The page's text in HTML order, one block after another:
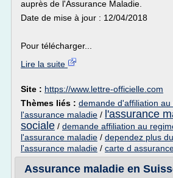
auprès de l'Assurance Maladie.
Date de mise à jour : 12/04/2018
Pour télécharger...
Lire la suite
Site : https://www.lettre-officielle.com
Thèmes liés : demande d'affiliation
l'assurance maladie / l'assurance
sociale / demande affiliation au
l'assurance maladie / dependez plus
l'assurance maladie / carte d
Assurance maladie en